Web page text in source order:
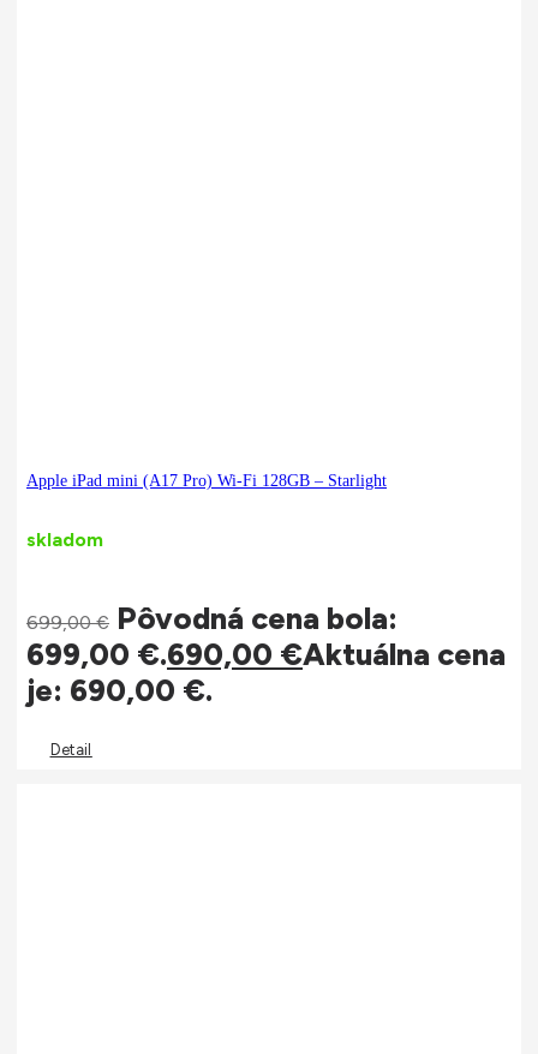
Apple iPad mini (A17 Pro) Wi-Fi 128GB – Starlight
skladom
699,00€ Pôvodná cena bola:
699,00 €.690,00 €Aktuálna cena
je: 690,00 €.
Detail